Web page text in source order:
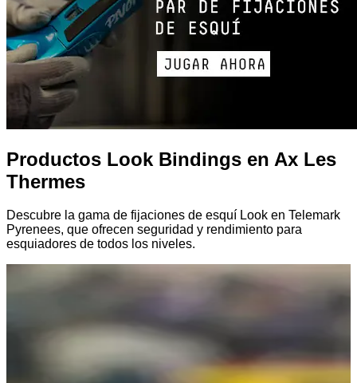
Productos Look Bindings en Ax Les
Thermes
Descubre la gama de fijaciones de esquí Look en Telemark
Pyrenees, que ofrecen seguridad y rendimiento para
esquiadores de todos los niveles.